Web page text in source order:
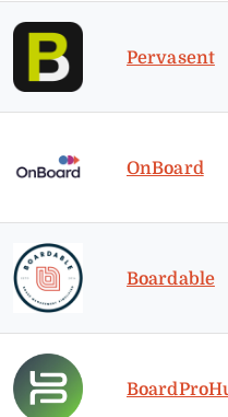
Pervasent
OnBoard
Boardable